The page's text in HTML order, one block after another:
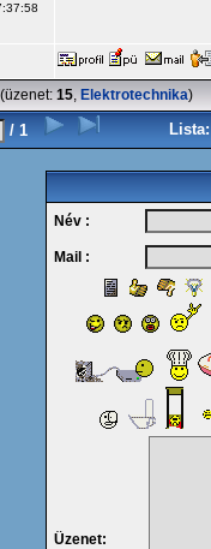
(üzenet: 15, Elektrotechnika)
/ 1 Lista:
Név :
Mail :
Üzenet: